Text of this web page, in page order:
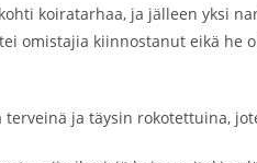
koiratarhaa, ja jälleen yksi
omistajia kiinnostanut eikä
ja täysin rokotettuina,